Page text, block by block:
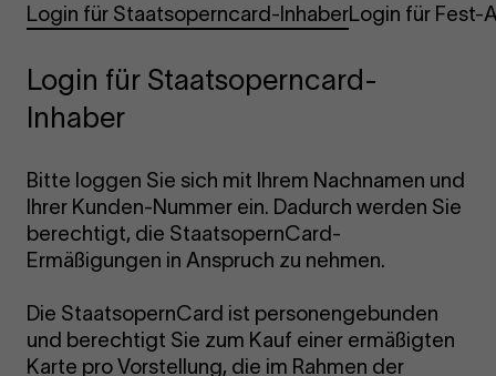
Login für Staatsoperncard-InhaberLogin für Fest-
Login für Staatsoperncard-
Inhaber
Bitte loggen Sie sich mit Ihrem Nachnamen und
Ihrer Kunden-Nummer ein. Dadurch werden Sie
berechtigt, die StaatsopernCard-
Ermäßigungen in Anspruch zu nehmen.
Die StaatsopernCard ist personengebunden
und berechtigt Sie zum Kauf einer ermäßigten
Karte pro Vorstellung, die im Rahmen der